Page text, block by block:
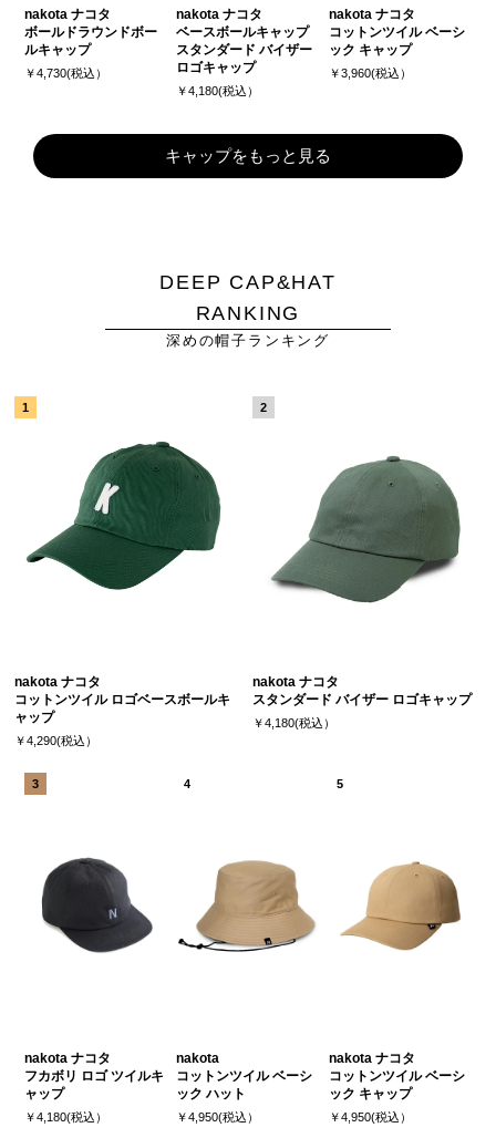
nakota ナコタ
ボールドラウンドボー
ルキャップ
￥4,730(税込）
nakota ナコタ
ベースボールキャップ
スタンダード バイザー
ロゴキャップ
￥4,180(税込）
nakota ナコタ
コットンツイル ベーシ
ック キャップ
￥3,960(税込）
キャップをもっと見る
DEEP CAP&HAT
RANKING
深めの帽子ランキング
nakota ナコタ
コットンツイル ロゴベースボールキ
ャップ
￥4,290(税込）
nakota ナコタ
スタンダード バイザー ロゴキャップ
￥4,180(税込）
nakota ナコタ
フカボリ ロゴ ツイルキ
ャップ
￥4,180(税込）
nakota
コットンツイル ベーシ
ック ハット
￥4,950(税込）
nakota ナコタ
コットンツイル ベーシ
ック キャップ
￥4,950(税込）